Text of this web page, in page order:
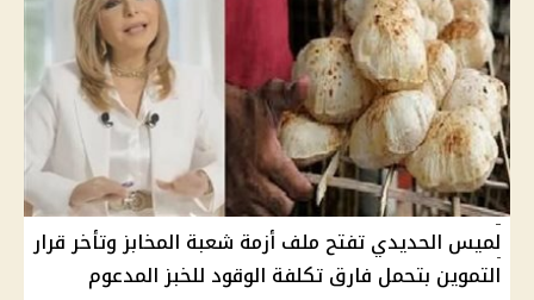
لميس الحديدي تفتح ملف أزمة شعبة المخابز وتأخر قرار
التموين بتحمل فارق تكلفة الوقود للخبز المدعوم